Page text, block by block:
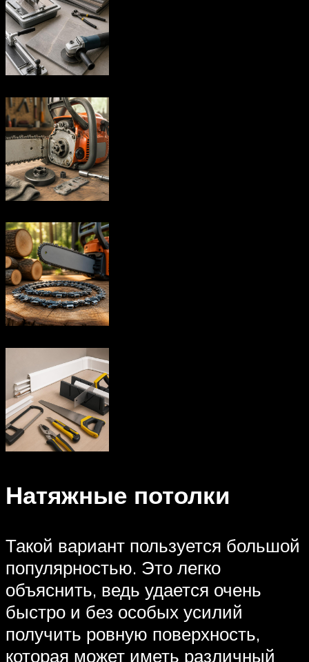
Натяжные потолки
Такой вариант пользуется большой
популярностью. Это легко
объяснить, ведь удается очень
быстро и без особых усилий
получить ровную поверхность,
которая может иметь различный